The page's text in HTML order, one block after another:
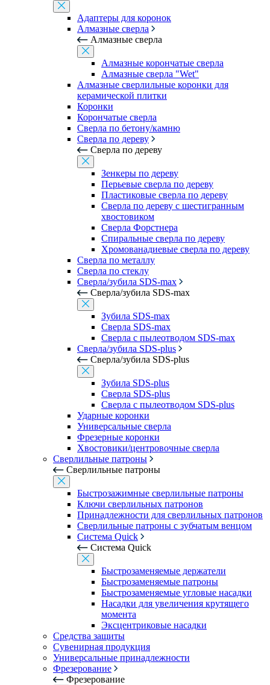
Адаптеры для коронок
Алмазные сверла
Алмазные сверла
Алмазные корончатые сверла
Алмазные сверла "Wet"
Алмазные сверлильные коронки для
керамической плитки
Коронки
Корончатые сверла
Сверла по бетону/камню
Сверла по дереву
Сверла по дереву
Зенкеры по дереву
Перьевые сверла по дереву
Пластиковые сверла по дереву
Сверла по дереву с шестигранным
хвостовиком
Сверла Форстнера
Спиральные сверла по дереву
Хромованадиевые сверла по дереву
Сверла по металлу
Сверла по стеклу
Сверла/зубила SDS-max
Сверла/зубила SDS-max
Зубила SDS-max
Сверла SDS-max
Сверла с пылеотводом SDS-max
Сверла/зубила SDS-plus
Сверла/зубила SDS-plus
Зубила SDS-plus
Сверла SDS-plus
Сверла с пылеотводом SDS-plus
Ударные коронки
Универсальные сверла
Фрезерные коронки
Хвостовики/центровочные сверла
Сверлильные патроны
Сверлильные патроны
Быстрозажимные сверлильные патроны
Ключи сверлильных патронов
Принадлежности для сверлильных патронов
Сверлильные патроны с зубчатым венцом
Система Quick
Система Quick
Быстрозаменяемые держатели
Быстрозаменяемые патроны
Быстрозаменяемые угловые насадки
Насадки для увеличения крутящего
момента
Эксцентриковые насадки
Средства защиты
Сувенирная продукция
Универсальные принадлежности
Фрезерование
Фрезерование